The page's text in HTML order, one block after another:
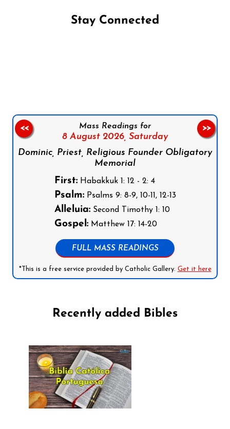
Stay Connected
Mass Readings for
8 August 2026, Saturday
Dominic, Priest, Religious Founder Obligatory
Memorial
First:Habakkuk 1: 12 - 2: 4
Psalm:Psalms 9: 8-9, 10-11, 12-13
Alleluia:Second Timothy 1: 10
Gospel:Matthew 17: 14-20
FULL MASS READINGS
*This is a free service provided by Catholic Gallery. Get it here
<< >>
Recently added Bibles